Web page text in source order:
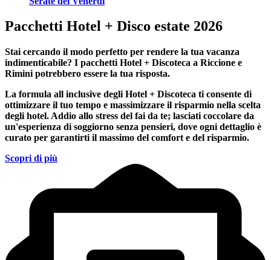
Pacchetti Hotel + Disco estate 2026
Stai cercando il modo perfetto per rendere la tua vacanza
indimenticabile? I pacchetti Hotel + Discoteca a Riccione e
Rimini potrebbero essere la tua risposta.
La formula all inclusive degli Hotel + Discoteca ti consente di
ottimizzare il tuo tempo e massimizzare il risparmio nella scelta
degli hotel. Addio allo stress del fai da te; lasciati coccolare da
un'esperienza di soggiorno senza pensieri, dove ogni dettaglio è
curato per garantirti il massimo del comfort e del risparmio.
Scopri di più